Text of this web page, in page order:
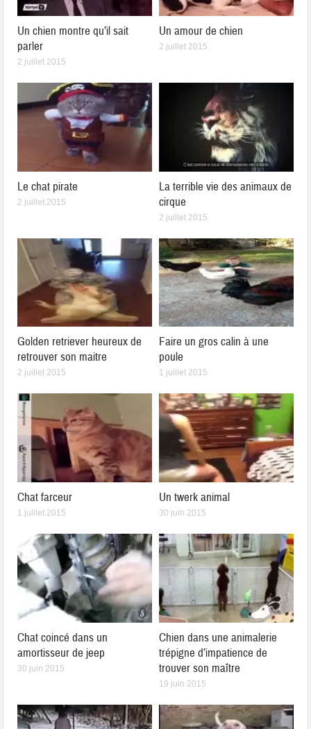
Un chien montre qu’il sait
parler
2 juillet 2015
Un amour de chien
2 juillet 2015
Le chat pirate
2 juillet 2015
La terrible vie des animaux de
cirque
2 juillet 2015
Golden retriever heureux de
retrouver son maitre
2 juillet 2015
Faire un gros calin à une
poule
1 juillet 2015
Chat farceur
1 juillet 2015
Un twerk animal
30 juin 2015
Chat coincé dans un
amortisseur de jeep
30 juin 2015
Chien dans une animalerie
trépigne d’impatience de
trouver son maître
19 juin 2015